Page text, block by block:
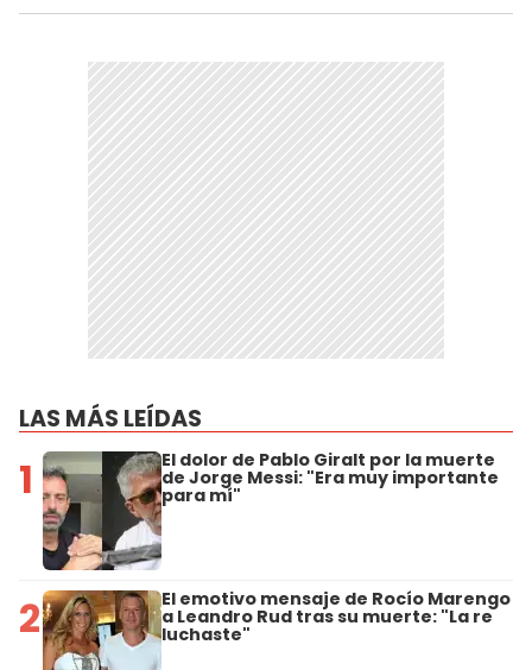
LAS MÁS LEÍDAS
1 El dolor de Pablo Giralt por la muerte
de Jorge Messi: "Era muy importante
para mí"
2 El emotivo mensaje de Rocío Marengo
a Leandro Rud tras su muerte: "La re
luchaste"